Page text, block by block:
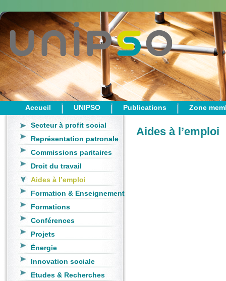
Accueil UNIPSO Publications Zone
Secteur à profit social
Représentation patronale
Commissions paritaires
Droit du travail
Aides à l’emploi
Formation & Enseignement
Formations
Conférences
Projets
Énergie
Innovation sociale
Etudes & Recherches
Aides à l’emploi